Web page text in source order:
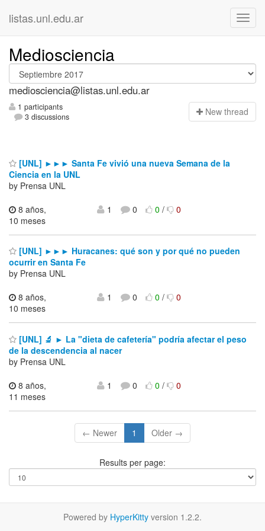
listas.unl.edu.ar
Mediosciencia
mediosciencia@listas.unl.edu.ar
1 participants
3 discussions
New thread
[UNL] ►►► Santa Fe vivió una nueva Semana de la
Ciencia en la UNL
by Prensa UNL
8 años,
10 meses
1 0 0/ 0
[UNL] ►►► Huracanes: qué son y por qué no pueden
ocurrir en Santa Fe
by Prensa UNL
8 años,
10 meses
1 0 0/ 0
[UNL] 🔬 ► La "dieta de cafetería" podría afectar el peso
de la descendencia al nacer
by Prensa UNL
8 años,
11 meses
1 0 0/ 0
← Newer 1 Older →
Results per page:
Powered by HyperKitty version 1.2.2.